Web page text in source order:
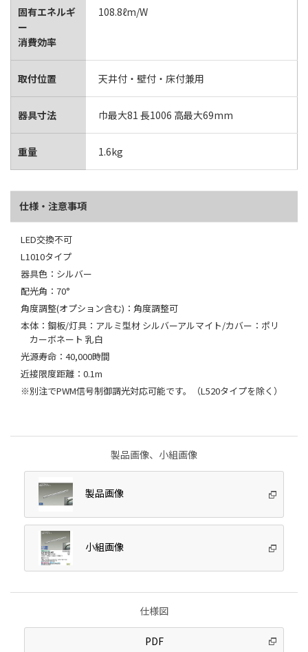
固有エネルギ
ー
消費効率
108.8ℓm/W
取付位置 天井付・壁付・床付兼用
器具寸法 巾最大81 長1006 高最大69mm
重量 1.6kg
仕様・注意事項
LED交換不可
L1010タイプ
器具色：シルバー
配光角：70°
角度調整(オプション含む)：角度調整可
本体：鋼板/灯具：アルミ型材 シルバーアルマイト/カバー：ポリ
カーボネート 乳白
光源寿命：40,000時間
近接限度距離：0.1m
※別注でPWM信号制御調光対応可能です。（L520タイプを除く）
製品画像、小組画像
製品画像
小組画像
仕様図
PDF